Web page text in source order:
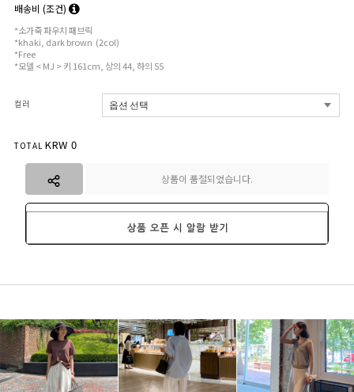
배송비 (조건)
*소가죽 파우치 패브릭
*khaki, dark brown (2col)
*Free
*모델 < MJ > 키 161cm, 상의 44, 하의 55
컬러
TOTAL KRW 0
상품이 품절되었습니다.